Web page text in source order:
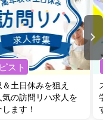
スト
土日休みを狙え
気の訪問リハ求人を
ます！